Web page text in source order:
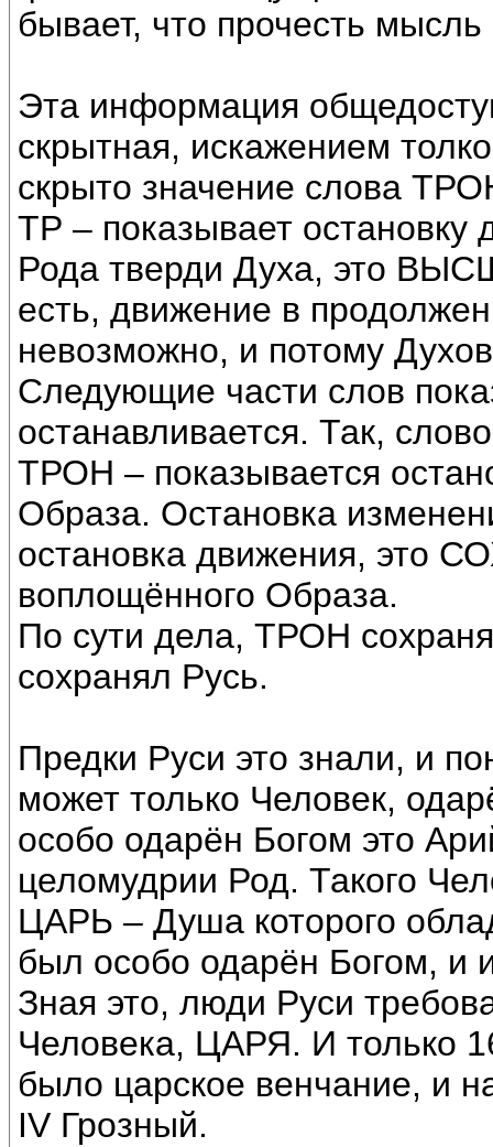
бывает, что прочесть
Эта информация
скрытная, искажением
скрыто значение слова
ТР – показывает остановку
Рода тверди Духа, это
есть, движение в
невозможно, и потому
Следующие части слов
останавливается. Так,
ТРОН – показывается
Образа. Остановка
остановка движения, это
воплощённого Образа.
По сути дела, ТРОН
сохранял Русь.
Предки Руси это знали, и
может только Человек,
особо одарён Богом это
целомудрии Род. Такого
ЦАРЬ – Душа которого
был особо одарён Богом, и
Зная это, люди Руси
Человека, ЦАРЯ. И только
было царское венчание, и
IV Грозный.